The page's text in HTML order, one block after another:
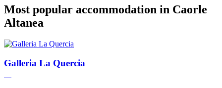
Most popular accommodation in Caorle
Altanea
Galleria La Quercia